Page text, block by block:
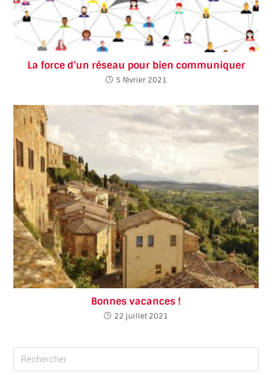
La force d’un réseau pour bien communiquer
5 février 2021
Bonnes vacances !
22 juillet 2021